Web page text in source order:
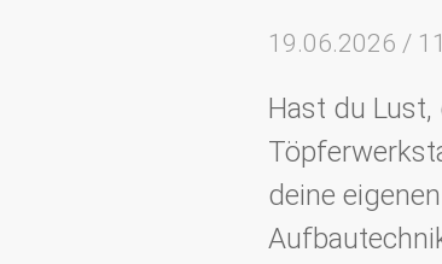
19.06.2026 /
Hast du
deine